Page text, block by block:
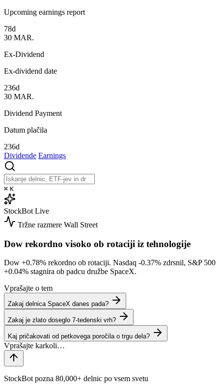
Upcoming earnings report
78d
30 MAR.
Ex-Dividend
Ex-dividend date
236d
30 MAR.
Dividend Payment
Datum plačila
236d
Dividende Earnings
⌘ K
StockBot Live
Tržne razmere Wall Street
Dow rekordno visoko ob rotaciji iz tehnologije
Dow +0.78% rekordno ob rotaciji. Nasdaq -0.37% zdrsnil, S&P 500
+0.04% stagnira ob padcu družbe SpaceX.
Vprašajte o tem
Zakaj delnica SpaceX danes pada?
Zakaj je zlato doseglo 7-tedenski vrh?
Kaj pričakovati od petkovega poročila o trgu dela?
StockBot pozna 80,000+ delnic po vsem svetu